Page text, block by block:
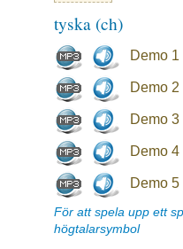
tyska (ch)
Demo 1
Demo 2
Demo 3
Demo 4
Demo 5
För att spela upp ett
högtalarsymbol